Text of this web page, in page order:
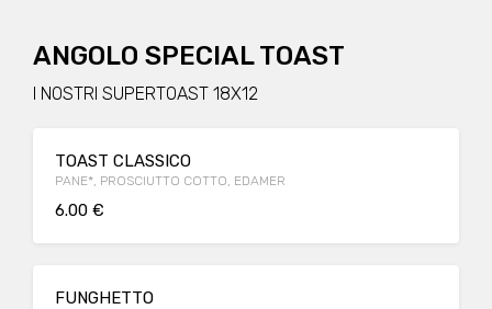
ANGOLO SPECIAL TOAST
I NOSTRI SUPERTOAST 18X12
TOAST CLASSICO
PANE*, PROSCIUTTO COTTO, EDAMER
6.00 €
FUNGHETTO